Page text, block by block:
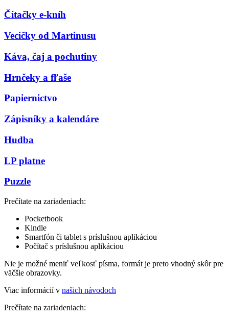
Čítačky e-kníh
Vecičky od Martinusu
Káva, čaj a pochutiny
Hrnčeky a fľaše
Papiernictvo
Zápisníky a kalendáre
Hudba
LP platne
Puzzle
Prečítate na zariadeniach:
Pocketbook
Kindle
Smartfón či tablet s príslušnou aplikáciou
Počítač s príslušnou aplikáciou
Nie je možné meniť veľkosť písma, formát je preto vhodný skôr pre
väčšie obrazovky.
Viac informácií v našich návodoch
Prečítate na zariadeniach: